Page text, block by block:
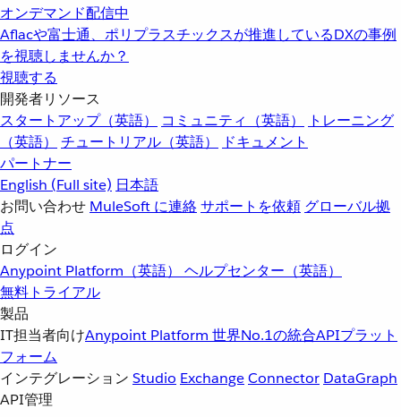
オンデマンド配信中
Aflacや富士通、ポリプラスチックスが推進しているDXの事例
を視聴しませんか？
視聴する
開発者リソース
スタートアップ（英語）
コミュニティ（英語）
トレーニング
（英語）
チュートリアル（英語）
ドキュメント
パートナー
English (Full site) 日本語
お問い合わせ MuleSoft に連絡サポートを依頼 グローバル拠
点
ログイン
Anypoint Platform（英語） ヘルプセンター（英語）
無料トライアル
製品
IT担当者向けAnypoint Platform 世界No.1の統合APIプラット
フォーム
インテグレーション Studio ExchangeConnector DataGraph
API管理